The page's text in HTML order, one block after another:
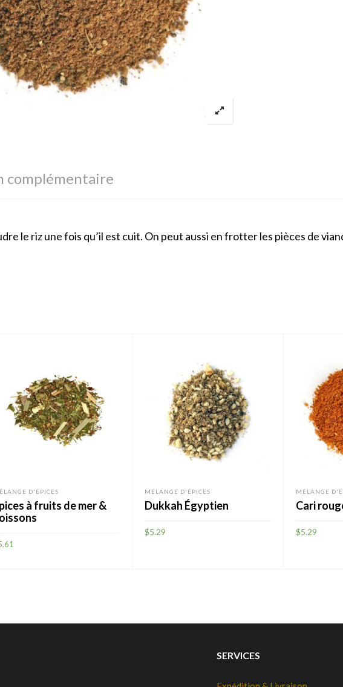
complémentaire
le riz une fois qu’il est cuit. On peut aussi en frotter les pièces de
D'ÉPICES
à fruits de mer &
MÉLANGE D'ÉPICES
Dukkah Égyptien
$5.29
MÉLANGE
Cari
$5.29
SERVICES